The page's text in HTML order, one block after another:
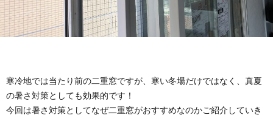
寒冷地では当たり前の二重窓ですが、寒い冬場だけではなく、真夏
の暑さ対策としても効果的です！
今回は暑さ対策としてなぜ二重窓がおすすめなのかご紹介していき